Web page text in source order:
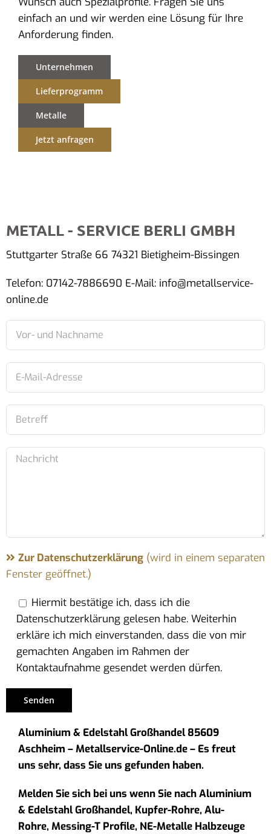
einfach an und wir werden eine Lösung für Ihre
Anforderung finden.
Unternehmen
Lieferprogramm
Metalle
Jetzt anfragen
METALL - SERVICE BERLI GMBH
Stuttgarter Straße 66 74321 Bietigheim-Bissingen
Telefon: 07142-7886690 E-Mail: info@metallservice-
online.de
Zur Datenschutzerklärung(wird in einem separaten
Fenster geöffnet.)
Hiermit bestätige ich, dass ich die
Datenschutzerklärung gelesen habe. Weiterhin
erkläre ich mich einverstanden, dass die von mir
gemachten Angaben im Rahmen der
Kontaktaufnahme gesendet werden dürfen.
Aluminium & Edelstahl Großhandel 85609
Aschheim – Metallservice-Online.de – Es freut
uns sehr, dass Sie uns gefunden haben.
Melden Sie sich bei uns wenn Sie nach Aluminium
& Edelstahl Großhandel, Kupfer-Rohre, Alu-
Rohre, Messing-T Profile, NE-Metalle Halbzeuge